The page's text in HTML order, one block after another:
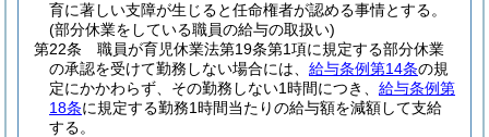
育に著しい支障が生じると任命権者が認める事情とする。
(部分休業をしている職員の給与の取扱い)
第22条
職員が育児休業法第19条第1項に規定する部分休業
の承認を受けて勤務しない場合には、 給与条例第14条の規
定にかかわらず、その勤務しない1時間につき、 給与条例第
18条に規定する勤務1時間当たりの給与額を減額して支給
する。